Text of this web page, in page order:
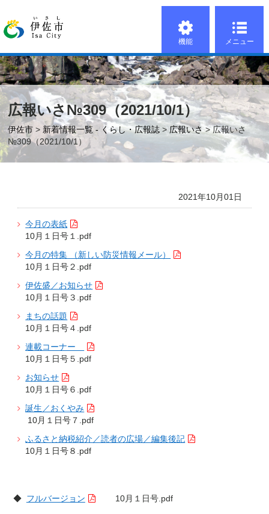
機能 メニュー
広報いさ№309（2021/10/1）
伊佐市 > 新着情報一覧 - くらし・広報誌 > 広報いさ> 広報いさ
№309（2021/10/1）
2021年10月01日
今月の表紙
10月１日号１.pdf
今月の特集 （新しい防災情報メール）
10月１日号２.pdf
伊佐盛／お知らせ
10月１日号３.pdf
まちの話題
10月１日号４.pdf
連載コーナー
10月１日号５.pdf
お知らせ
10月１日号６.pdf
誕生／おくやみ
10月１日号７.pdf
ふるさと納税紹介／読者の広場／編集後記
10月１日号８.pdf
◆ フルバージョン 10月１日号.pdf